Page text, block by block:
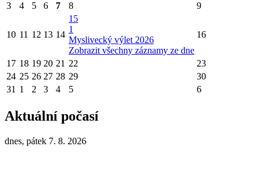
3
4 5 6 7 8 9
10 11 12 13 14
15
1
Myslivecký výlet 2026
Zobrazit všechny záznamy ze dne
16
17 18 19 20 21 22
23
24 25 26 27 28 29
30
31 1 2 3 4 5 6
Aktuální počasí
dnes, pátek 7. 8. 2026